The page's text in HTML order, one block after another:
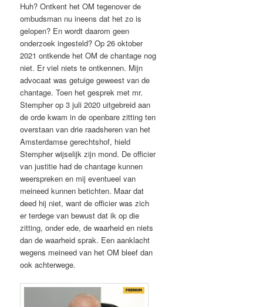
Huh? Ontkent het OM tegenover de
ombudsman nu ineens dat het zo is
gelopen? En wordt daarom geen
onderzoek ingesteld? Op 26 oktober
2021 ontkende het OM de chantage nog
niet. Er viel niets te ontkennen. Mijn
advocaat was getuige geweest van de
chantage. Toen het gesprek met mr.
Stempher op 3 juli 2020 uitgebreid aan
de orde kwam in de openbare zitting ten
overstaan van drie raadsheren van het
Amsterdamse gerechtshof, hield
Stempher wijselijk zijn mond. De officier
van justitie had de chantage kunnen
weerspreken en mij eventueel van
meineed kunnen betichten. Maar dat
deed hij niet, want de officier was zich
er terdege van bewust dat ik op die
zitting, onder ede, de waarheid en niets
dan de waarheid sprak. Een aanklacht
wegens meineed van het OM bleef dan
ook achterwege.